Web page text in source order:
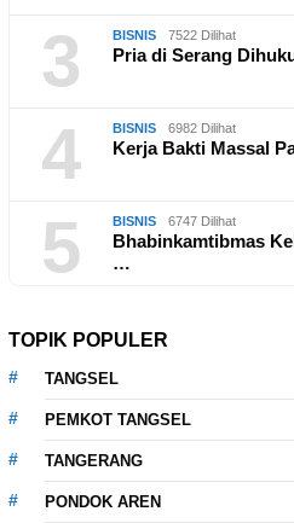
3 BISNIS 7522 Dilihat
Pria di Serang
4 BISNIS 6982 Dilihat
Kerja Bakti Massal
5 BISNIS 6747 Dilihat
Bhabinkamtibmas
…
TOPIK POPULER
TANGSEL
PEMKOT TANGSEL
TANGERANG
PONDOK AREN